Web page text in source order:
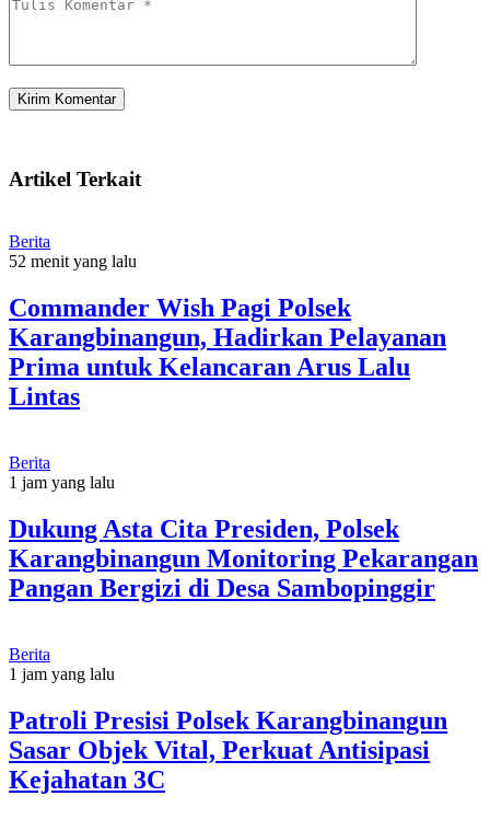
Artikel Terkait
Berita
52 menit yang lalu
Commander Wish Pagi Polsek
Karangbinangun, Hadirkan Pelayanan
Prima untuk Kelancaran Arus Lalu
Lintas
Berita
1 jam yang lalu
Dukung Asta Cita Presiden, Polsek
Karangbinangun Monitoring Pekarangan
Pangan Bergizi di Desa Sambopinggir
Berita
1 jam yang lalu
Patroli Presisi Polsek Karangbinangun
Sasar Objek Vital, Perkuat Antisipasi
Kejahatan 3C